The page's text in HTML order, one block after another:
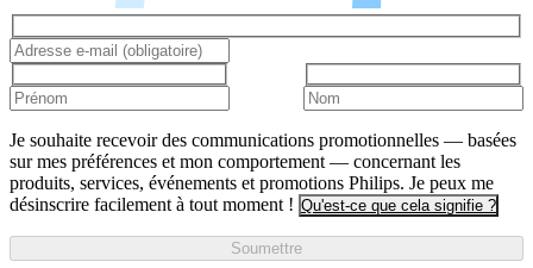
Je souhaite recevoir des communications promotionnelles — basées
sur mes préférences et mon comportement — concernant les
produits, services, événements et promotions Philips. Je peux me
désinscrire facilement à tout moment ! Qu'est-ce que cela signifie ?
Soumettre